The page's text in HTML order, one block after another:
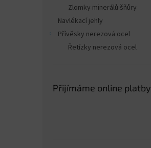
Zlomky minerálů šňůry
Navlékací jehly
Přívěsky nerezová ocel
Řetízky nerezová ocel
Přijímáme online platby